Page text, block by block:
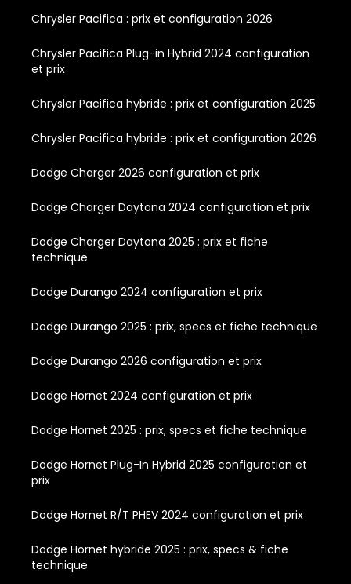
Chrysler Pacifica : prix et configuration 2026
Chrysler Pacifica Plug-in Hybrid 2024 configuration
et prix
Chrysler Pacifica hybride : prix et configuration 2025
Chrysler Pacifica hybride : prix et configuration 2026
Dodge Charger 2026 configuration et prix
Dodge Charger Daytona 2024 configuration et prix
Dodge Charger Daytona 2025 : prix et fiche
technique
Dodge Durango 2024 configuration et prix
Dodge Durango 2025 : prix, specs et fiche technique
Dodge Durango 2026 configuration et prix
Dodge Hornet 2024 configuration et prix
Dodge Hornet 2025 : prix, specs et fiche technique
Dodge Hornet Plug-In Hybrid 2025 configuration et
prix
Dodge Hornet R/T PHEV 2024 configuration et prix
Dodge Hornet hybride 2025 : prix, specs & fiche
technique